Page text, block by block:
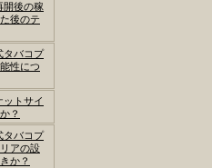
開後の稼
後のテ
タバコプ
性につ
ットサイ
？
タバコプ
アの設
か？